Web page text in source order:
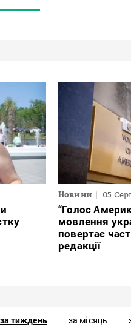
Новини 05
“Голос
мовлення
повертає
редакції
за тиждень за місяць